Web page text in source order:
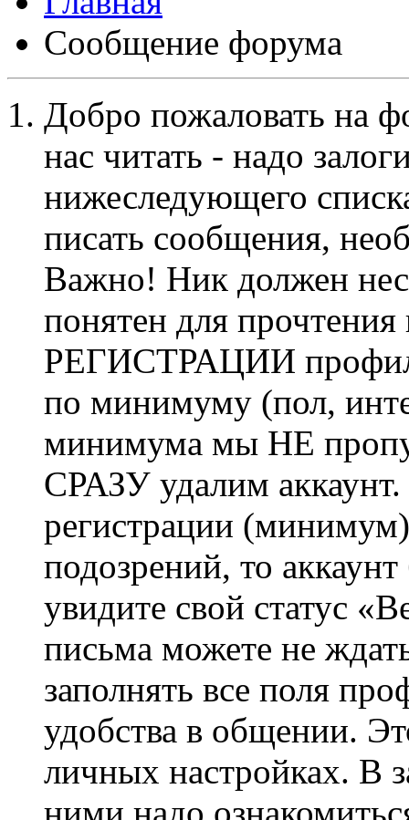
Сообщение форума
Добро пожаловать на
нас читать - надо
нижеследующего
писать сообщения,
Важно! Ник должен
понятен для
РЕГИСТРАЦИИ профиль
по минимуму (пол,
минимума мы НЕ
СРАЗУ удалим
регистрации
подозрений, то
увидите свой статус
письма можете не
заполнять все поля
удобства в общении.
личных настройках. В